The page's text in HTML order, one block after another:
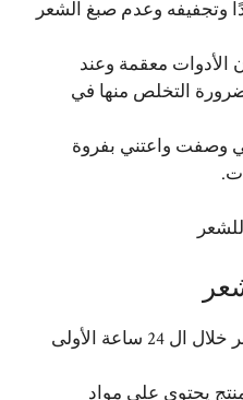
وعدم صبغ الشعر
الأدوات معقمة وعند
التخلص منها في
وصفت واعتني بفروة
يجب عدم غسل الشعر خلال ال 24 ساعة الأولى
يحتوي على مواد